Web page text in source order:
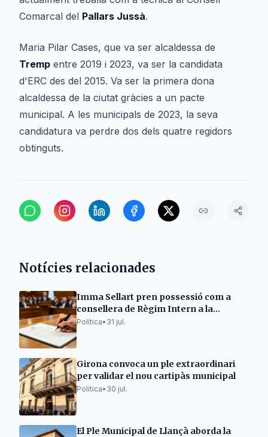
Comarcal del Pallars Jussà.
Maria Pilar Cases, que va ser alcaldessa de
Tremp entre 2019 i 2023, va ser la candidata
d'ERC des del 2015. Va ser la primera dona
alcaldessa de la ciutat gràcies a un pacte
municipal. A les municipals de 2023, la seva
candidatura va perdre dos dels quatre regidors
obtinguts.
Notícies relacionades
Imma Sellart pren possessió com a
consellera de Règim Intern a la
Noguera
Política• 31 jul.
Girona convoca un ple extraordinari
per validar el nou cartipàs municipal
Política• 30 jul.
El Ple Municipal de Llançà aborda la